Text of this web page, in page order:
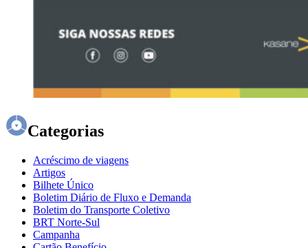
Categorias
Acréscimo de viagens
Artigos
Bilhete Único
Boletim Diário de Fluxo e Demanda
Boletim do Transporte Coletivo
BRT Norte-Sul
Campanha